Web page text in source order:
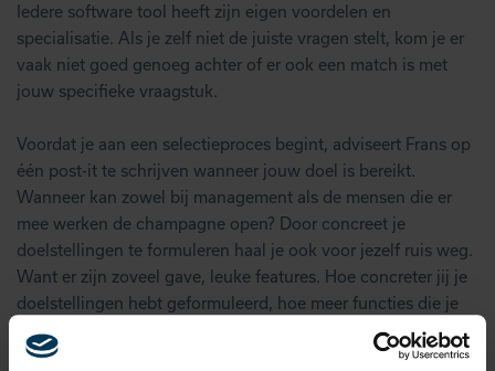
Iedere software tool heeft zijn eigen voordelen en
specialisatie. Als je zelf niet de juiste vragen stelt, kom je er
vaak niet goed genoeg achter of er ook een match is met
jouw specifieke vraagstuk.
Voordat je aan een selectieproces begint, adviseert Frans op
één post-it te schrijven wanneer jouw doel is bereikt.
Wanneer kan zowel bij management als de mensen die er
mee werken de champagne open? Door concreet je
doelstellingen te formuleren haal je ook voor jezelf ruis weg.
Want er zijn zoveel gave, leuke features. Hoe concreter jij je
doelstellingen hebt geformuleerd, hoe meer functies die je
niet nodig hebt weg vallen.